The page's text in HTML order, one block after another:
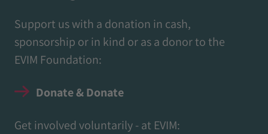
Support us with a donation in cash,
sponsorship or in kind or as a donor to the
EVIM Foundation:
Donate & Donate
Get involved voluntarily - at EVIM: